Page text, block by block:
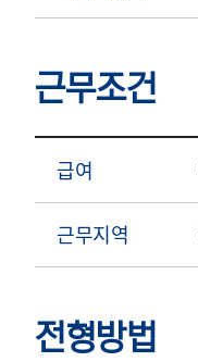
근무조건
급여
근무지역
전형방법